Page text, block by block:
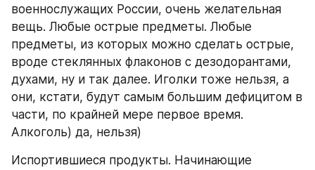
военнослужащих России, очень желательная
вещь. Любые острые предметы. Любые
предметы, из которых можно сделать острые,
вроде стеклянных флаконов с дезодорантами,
духами, ну и так далее. Иголки тоже нельзя, а
они, кстати, будут самым большим дефицитом в
части, по крайней мере первое время.
Алкоголь) да, нельзя)
Испортившиеся продукты. Начинающие